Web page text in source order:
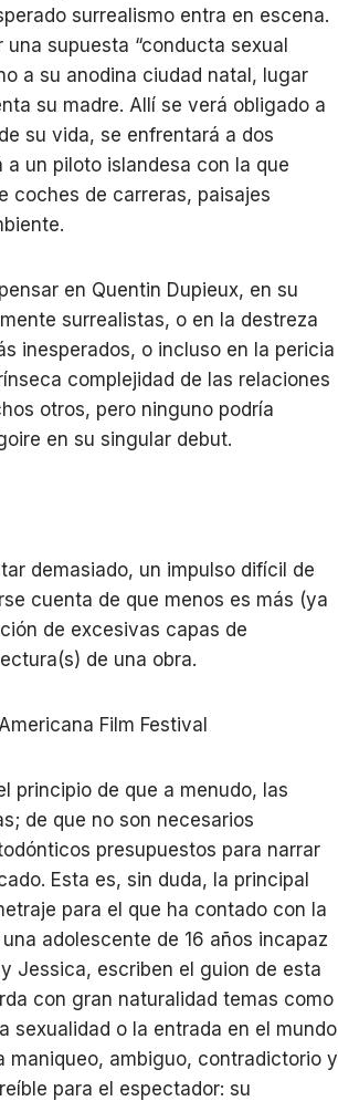
surrealismo entra en escena.
supuesta “conducta sexual
a su anodina ciudad natal, lugar
su madre. Allí se verá obligado a
su vida, se enfrentará a dos
un piloto islandesa con la que
coches de carreras, paisajes
en Quentin Dupieux, en su
surrealistas, o en la destreza
inesperados, o incluso en la pericia
complejidad de las relaciones
otros, pero ninguno podría
en su singular debut.
demasiado, un impulso difícil de
cuenta de que menos es más (ya
de excesivas capas de
de una obra.
principio de que a menudo, las
de que no son necesarios
presupuestos para narrar
Esta es, sin duda, la principal
para el que ha contado con la
adolescente de 16 años incapaz
Jessica, escriben el guion de esta
con gran naturalidad temas como
sexualidad o la entrada en el mundo
maniqueo, ambiguo, contradictorio y
para el espectador: su